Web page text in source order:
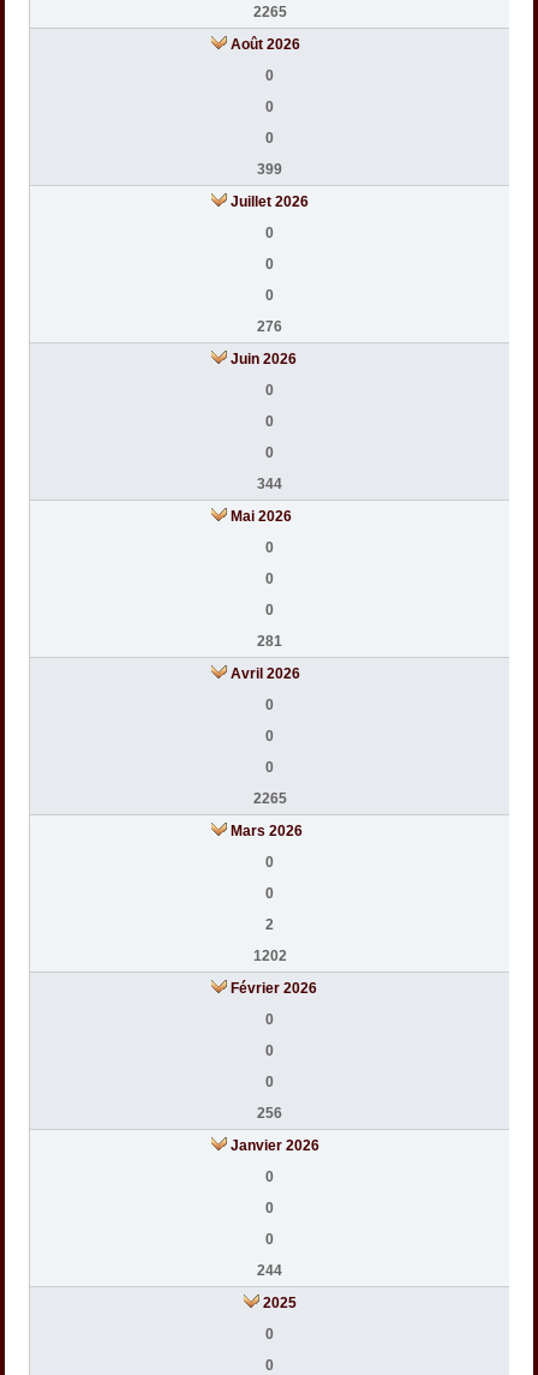
2265
Août 2026
0
0
0
399
Juillet 2026
0
0
0
276
Juin 2026
0
0
0
344
Mai 2026
0
0
0
281
Avril 2026
0
0
0
2265
Mars 2026
0
0
2
1202
Février 2026
0
0
0
256
Janvier 2026
0
0
0
244
2025
0
0